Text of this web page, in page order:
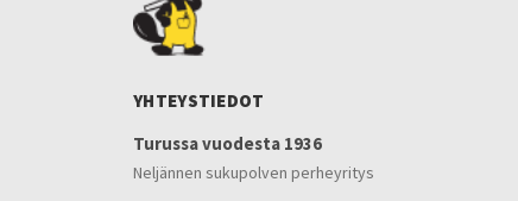
YHTEYSTIEDOT
Turussa vuodesta 1936
Neljännen sukupolven perheyritys